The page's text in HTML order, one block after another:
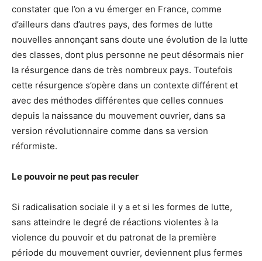
constater que l’on a vu émerger en France, comme
d’ailleurs dans d’autres pays, des formes de lutte
nouvelles annonçant sans doute une évolution de la lutte
des classes, dont plus personne ne peut désormais nier
la résurgence dans de très nombreux pays. Toutefois
cette résurgence s’opère dans un contexte différent et
avec des méthodes différentes que celles connues
depuis la naissance du mouvement ouvrier, dans sa
version révolutionnaire comme dans sa version
réformiste.
Le pouvoir ne peut pas reculer
Si radicalisation sociale il y a et si les formes de lutte,
sans atteindre le degré de réactions violentes à la
violence du pouvoir et du patronat de la première
période du mouvement ouvrier, deviennent plus fermes